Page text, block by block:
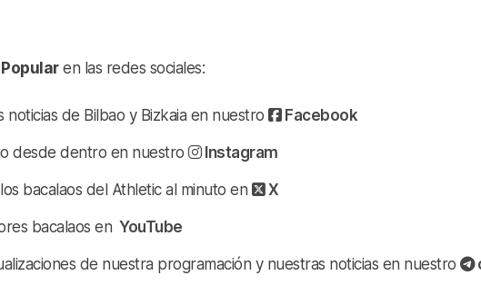
Popularen las redes sociales:
noticias de Bilbao y Bizkaia en nuestro Facebook
desde dentro en nuestro Instagram
bacalaos del Athletic al minuto en X
bacalaos en YouTube
de nuestra programación y nuestras noticias en nuestro